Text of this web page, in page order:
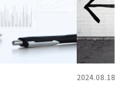
2024.08.18